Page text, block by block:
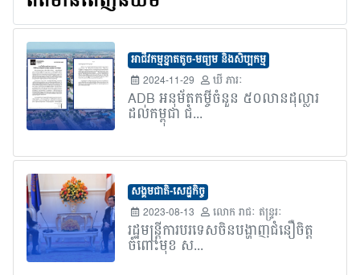
អាជីវកម្មខ្នាតតូច-មធ្យម និងសិប្បកម្ម
2024-11-29
ឃី ភារៈ
ADB អនុម័តកម្ចីចំនួន ៥០លានដុល្លារ
ដល់កម្ពុជា ជំ...
សង្គមជាតិ-សេដ្ឋកិច្ច
2023-08-13
លោក​ រាជៈ ឥន្រ្ទរៈ
រដ្ឋមន្រ្តីការបរទេសចិនបង្ហាញជំនឿចិត្ត
ចំពោះមុខ ស...